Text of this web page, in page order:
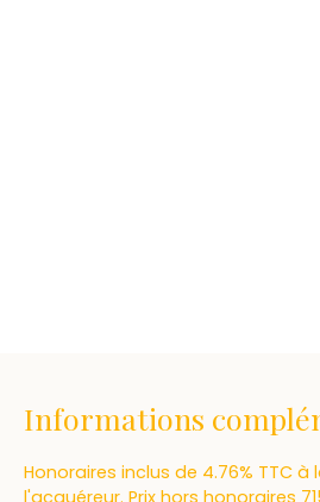
Informations
Honoraires inclus de 4.76% TTC à